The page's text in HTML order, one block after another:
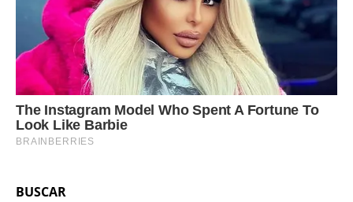
BUSCAR